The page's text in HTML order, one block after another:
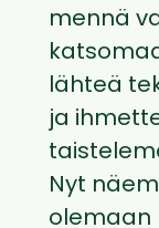
mennä
lähteä
ja
Nyt
olemaan